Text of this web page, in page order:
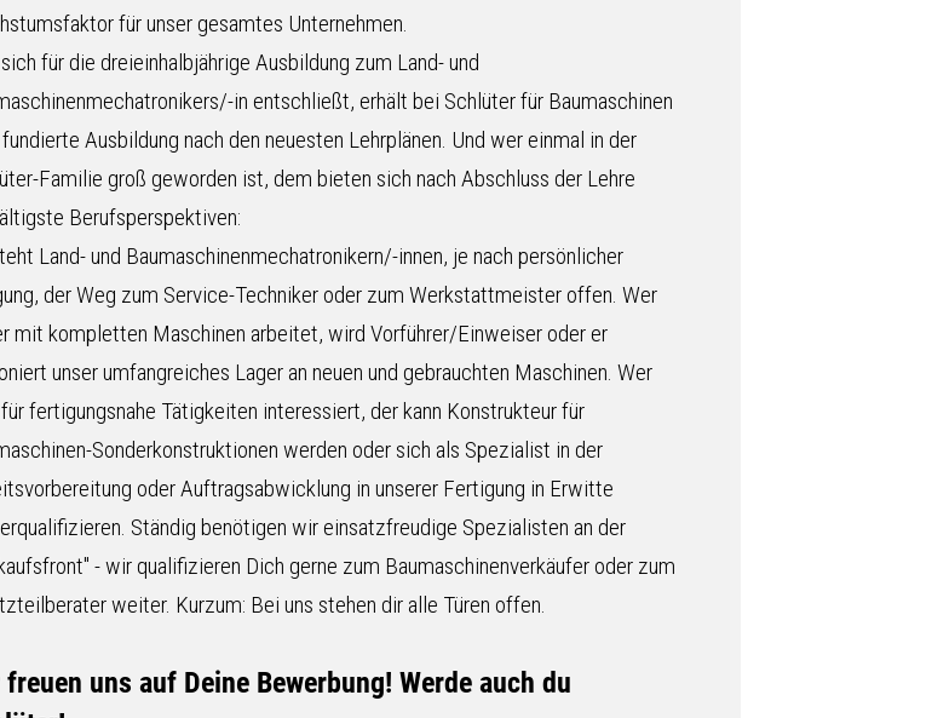
für unser gesamtes Unternehmen.
für die dreieinhalbjährige Ausbildung zum Land- und
in entschließt, erhält bei Schlüter für Baumaschinen
Ausbildung nach den neuesten Lehrplänen. Und wer einmal in der
Familie groß geworden ist, dem bieten sich nach Abschluss der Lehre
Berufsperspektiven:
Land- und Baumaschinenmechatronikern/-innen, je nach persönlicher
der Weg zum Service-Techniker oder zum Werkstattmeister offen. Wer
mit kompletten Maschinen arbeitet, wird Vorführer/Einweiser oder er
unser umfangreiches Lager an neuen und gebrauchten Maschinen. Wer
fertigungsnahe Tätigkeiten interessiert, der kann Konstrukteur für
Sonderkonstruktionen werden oder sich als Spezialist in der
oder Auftragsabwicklung in unserer Fertigung in Erwitte
Ständig benötigen wir einsatzfreudige Spezialisten an der
- wir qualifizieren Dich gerne zum Baumaschinenverkäufer oder zum
weiter. Kurzum: Bei uns stehen dir alle Türen offen.
freuen uns auf Deine Bewerbung! Werde auch du